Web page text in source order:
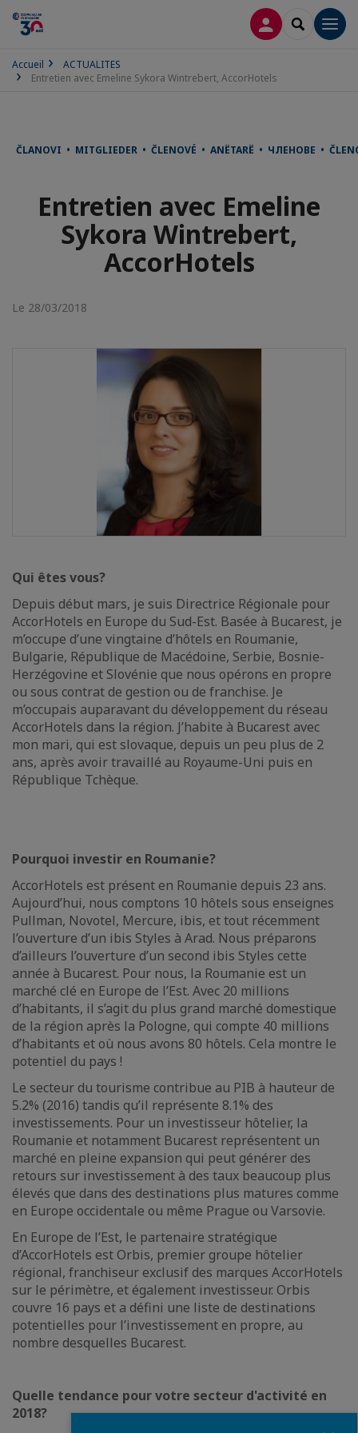
CONNEXION
Accueil
ACTUALITES
Entretien avec Emeline Sykora Wintrebert, AccorHotels
ČLANOVI • MITGLIEDER • ČLENOVÉ • ANËTARË • ЧЛЕНОВЕ •
Entretien avec Emeline
Sykora Wintrebert,
AccorHotels
Le 28/03/2018
Qui êtes vous?
Depuis début mars, je suis Directrice Régionale pour
AccorHotels en Europe du Sud-Est. Basée à Bucarest, je
m’occupe d’une vingtaine d’hôtels en Roumanie,
Bulgarie, République de Macédoine, Serbie, Bosnie-
Herzégovine et Slovénie que nous opérons en propre
ou sous contrat de gestion ou de franchise. Je
m’occupais auparavant du développement du réseau
AccorHotels dans la région. J’habite à Bucarest avec
mon mari, qui est slovaque, depuis un peu plus de 2
ans, après avoir travaillé au Royaume-Uni puis en
République Tchèque.
Pourquoi investir en Roumanie?
AccorHotels est présent en Roumanie depuis 23 ans.
Aujourd’hui, nous comptons 10 hôtels sous enseignes
Pullman, Novotel, Mercure, ibis, et tout récemment
l’ouverture d’un ibis Styles à Arad. Nous préparons
d’ailleurs l’ouverture d’un second ibis Styles cette
année à Bucarest. Pour nous, la Roumanie est un
marché clé en Europe de l’Est. Avec 20 millions
d’habitants, il s’agit du plus grand marché domestique
de la région après la Pologne, qui compte 40 millions
d’habitants et où nous avons 80 hôtels. Cela montre le
potentiel du pays !
Le secteur du tourisme contribue au PIB à hauteur de
5.2% (2016) tandis qu’il représente 8.1% des
investissements. Pour un investisseur hôtelier, la
Roumanie et notamment Bucarest représentent un
marché en pleine expansion qui peut générer des
retours sur investissement à des taux beaucoup plus
élevés que dans des destinations plus matures comme
en Europe occidentale ou même Prague ou Varsovie.
En Europe de l’Est, le partenaire stratégique
d’AccorHotels est Orbis, premier groupe hôtelier
régional, franchiseur exclusif des marques AccorHotels
sur le périmètre, et également investisseur. Orbis
couvre 16 pays et a défini une liste de destinations
potentielles pour l’investissement en propre, au
nombre desquelles Bucarest.
Quelle tendance pour votre secteur d'activité en
2018?